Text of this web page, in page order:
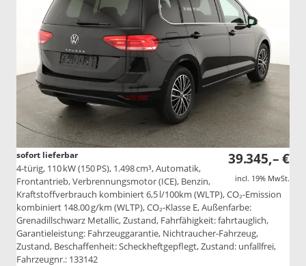
39.345,– €
incl. 19% MwSt.
sofort lieferbar
4-türig, 110 kW (150 PS), 1.498 cm³, Automatik,
Frontantrieb, Verbrennungsmotor (ICE), Benzin,
Kraftstoffverbrauch kombiniert 6,5 l/100km (WLTP), CO₂-Emission
kombiniert 148.00 g/km (WLTP), CO₂-Klasse E, Außenfarbe:
Grenadillschwarz Metallic, Zustand, Fahrfähigkeit: fahrtauglich,
Garantieleistung: Fahrzeuggarantie, Nichtraucher-Fahrzeug,
Zustand, Beschaffenheit: Scheckheftgepflegt, Zustand: unfallfrei,
Fahrzeugnr.: 133142